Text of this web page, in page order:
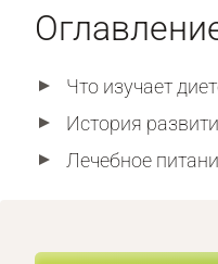
Что изучает
История
Лечебное